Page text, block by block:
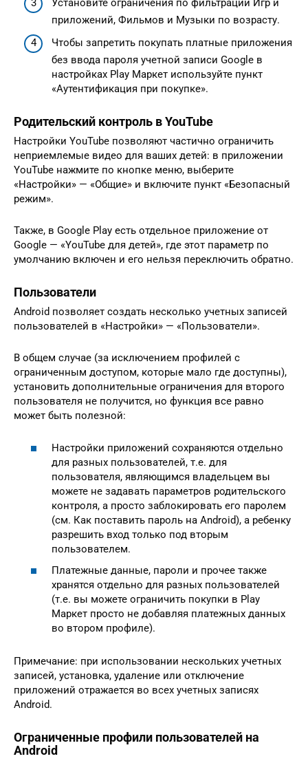
Установите ограничения по фильтрации Игр и
приложений, Фильмов и Музыки по возрасту.
Чтобы запретить покупать платные приложения
без ввода пароля учетной записи Google в
настройках Play Маркет используйте пункт
«Аутентификация при покупке».
Родительский контроль в YouTube
Настройки YouTube позволяют частично ограничить
неприемлемые видео для ваших детей: в приложении
YouTube нажмите по кнопке меню, выберите
«Настройки» — «Общие» и включите пункт «Безопасный
режим».
Также, в Google Play есть отдельное приложение от
Google — «YouTube для детей», где этот параметр по
умолчанию включен и его нельзя переключить обратно.
Пользователи
Android позволяет создать несколько учетных записей
пользователей в «Настройки» — «Пользователи».
В общем случае (за исключением профилей с
ограниченным доступом, которые мало где доступны),
установить дополнительные ограничения для второго
пользователя не получится, но функция все равно
может быть полезной:
Настройки приложений сохраняются отдельно
для разных пользователей, т.е. для
пользователя, являющимся владельцем вы
можете не задавать параметров родительского
контроля, а просто заблокировать его паролем
(см. Как поставить пароль на Android), а ребенку
разрешить вход только под вторым
пользователем.
Платежные данные, пароли и прочее также
хранятся отдельно для разных пользователей
(т.е. вы можете ограничить покупки в Play
Маркет просто не добавляя платежных данных
во втором профиле).
Примечание: при использовании нескольких учетных
записей, установка, удаление или отключение
приложений отражается во всех учетных записях
Android.
Ограниченные профили пользователей на
Android